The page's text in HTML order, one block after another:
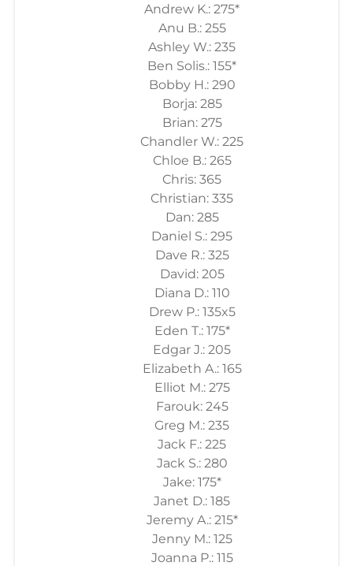
Andrew K.: 275*
Anu B.: 255
Ashley W.: 235
Ben Solis.: 155*
Bobby H.: 290
Borja: 285
Brian: 275
Chandler W.: 225
Chloe B.: 265
Chris: 365
Christian: 335
Dan: 285
Daniel S.: 295
Dave R.: 325
David: 205
Diana D.: 110
Drew P.: 135x5
Eden T.: 175*
Edgar J.: 205
Elizabeth A.: 165
Elliot M.: 275
Farouk: 245
Greg M.: 235
Jack F.: 225
Jack S.: 280
Jake: 175*
Janet D.: 185
Jeremy A.: 215*
Jenny M.: 125
Joanna P.: 115